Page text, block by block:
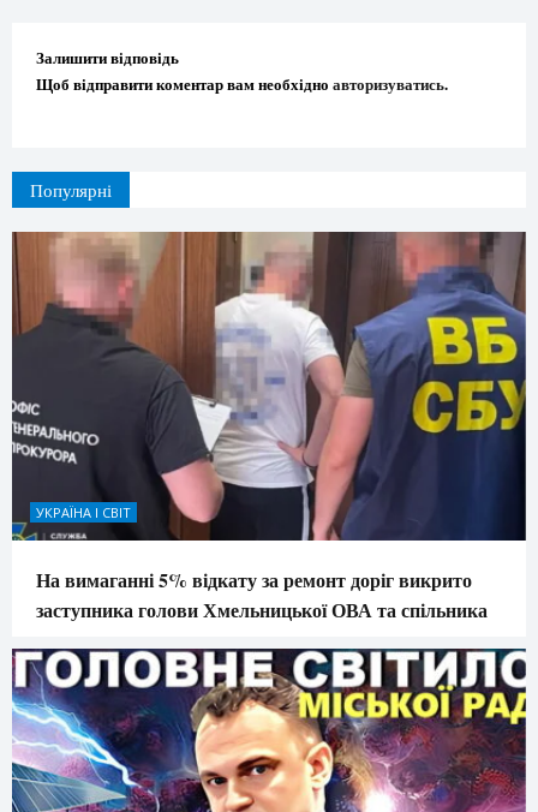
Залишити відповідь
Щоб відправити коментар вам необхідно авторизуватись.
Популярні
УКРАЇНА І СВІТ
На вимаганні 5% відкату за ремонт доріг викрито
заступника голови Хмельницької ОВА та спільника